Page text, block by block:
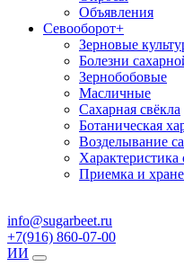
Объявления
Севооборот+
Зерновые
Болезни
Зернобобовые
Масличные
Сахарная свёкла
Ботаническая
Возделывание
Характеристика
Приемка и
info@sugarbeet.ru
+7(916) 860-07-00
ИИ